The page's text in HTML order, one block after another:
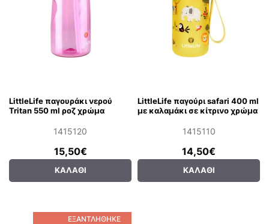
LittleLife παγουράκι νερού
Tritan 550 ml ροζ χρώμα
1415120
15,50€
ΚΑΛΆΘΙ
LittleLife παγούρι safari 400 ml
με καλαμάκι σε κίτρινο χρώμα
1415110
14,50€
ΚΑΛΆΘΙ
ΕΞΑΝΤΛΉΘΗΚΕ